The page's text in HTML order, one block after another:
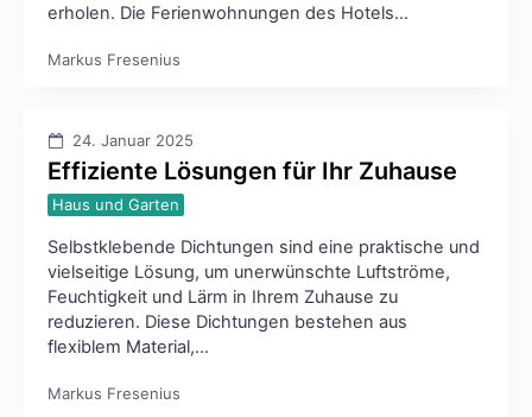
erholen. Die Ferienwohnungen des Hotels…
Markus Fresenius
24. Januar 2025
Effiziente Lösungen für Ihr Zuhause
Haus und Garten
Selbstklebende Dichtungen sind eine praktische und
vielseitige Lösung, um unerwünschte Luftströme,
Feuchtigkeit und Lärm in Ihrem Zuhause zu
reduzieren. Diese Dichtungen bestehen aus
flexiblem Material,…
Markus Fresenius